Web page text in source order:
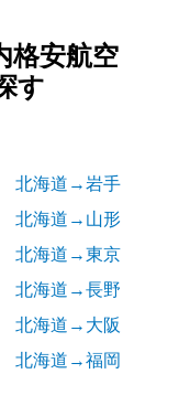
格安航空
す
北海道→岩手
北海道→山形
北海道→東京
北海道→長野
北海道→大阪
北海道→福岡